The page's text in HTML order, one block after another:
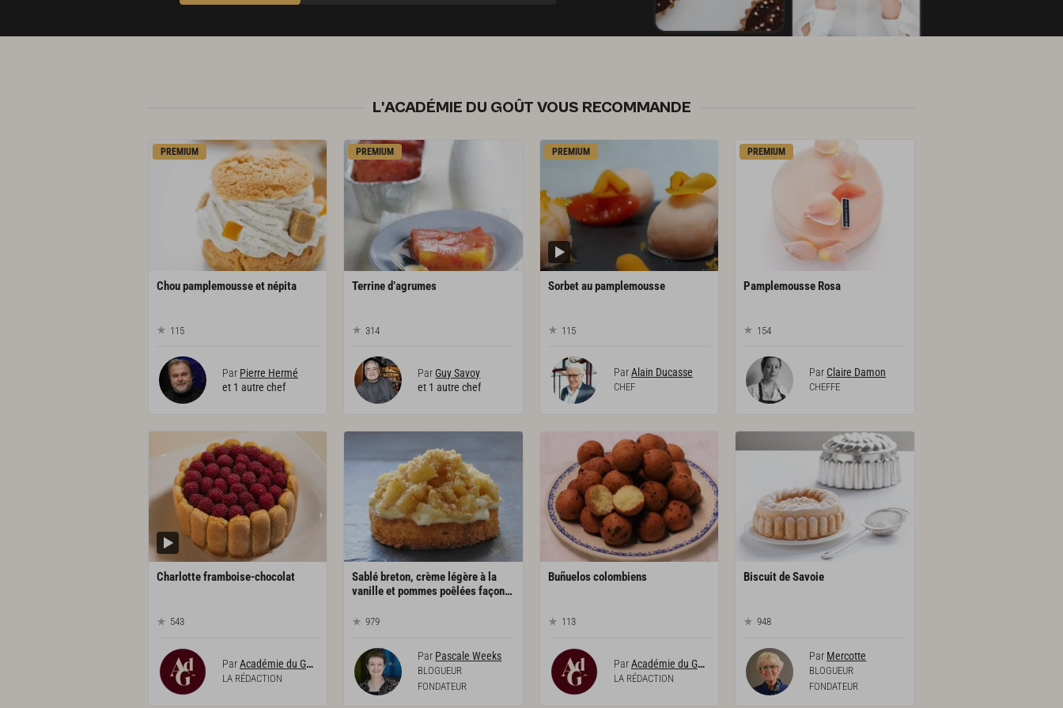
L'ACADÉMIE DU GOÛT VOUS RECOMMANDE
PREMIUM
Choupamplemousseetnépita
115
Par Pierre Hermé
et 1 autre chef
PREMIUM
Terrined’agrumes
314
ParGuy Savoy
et 1 autre chef
PREMIUM
Sorbetaupamplemousse
115
ParAlain Ducasse
CHEF
PREMIUM
Pamplemousse Rosa
154
Par Claire Damon
CHEFFE
Charlotteframboise-chocolat
543
ParAcadémie du Goût
LA RÉDACTION
Sablé breton, crème légère à la
vanille et pommes poêlées façon tartelette
979
Par Pascale Weeks
BLOGUEUR
FONDATEUR
Buñueloscolombiens
113
ParAcadémie du Goût
LA RÉDACTION
BiscuitdeSavoie
948
Par Mercotte
BLOGUEUR
FONDATEUR